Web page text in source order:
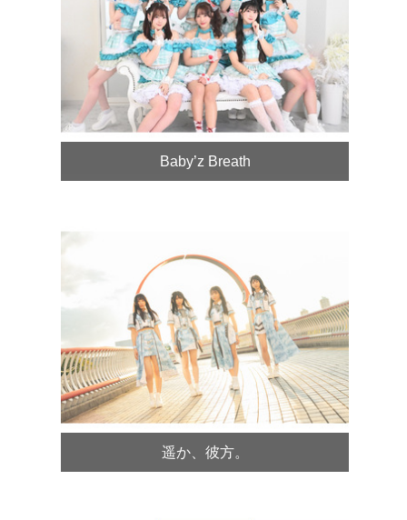
Baby’z Breath
遥か、彼方。